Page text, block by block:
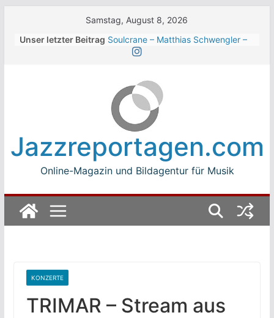
Samstag, August 8, 2026
Unser letzter Beitrag Soulcrane – Matthias Schwengler –
Walter Trout Band beim Winterbach
Zeltspektakel 2026
The Cinelli Brothers beim
Winterbach Zeltspektakel 2026
Jean-Michel Jarre bei den jazz open
Modena auf der Piazza Roma 2026
Jazzreportagen.com
Online-Magazin und Bildagentur für Musik
KONZERTE
TRIMAR – Stream aus